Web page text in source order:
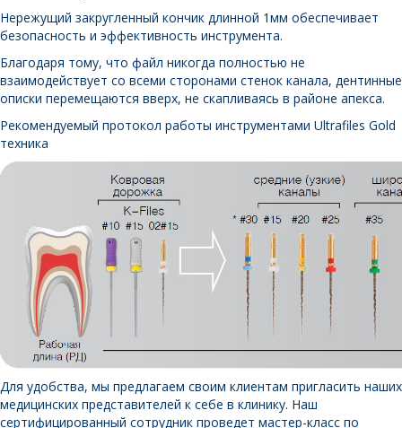
Нережущий закругленный кончик длинной 1мм обеспечивает
безопасность и эффективность инструмента.
Благодаря тому, что файл никогда полностью не
взаимодействует со всеми сторонами стенок канала, дентинные
описки перемещаются вверх, не скапливаясь в районе апекса.
Рекомендуемый протокол работы инструментами Ultrafiles Gold
техника
Для удобства, мы предлагаем своим клиентам пригласить наших
медицинских представителей к себе в клинику. Наш
сертифицированный сотрудник проведет мастер-класс по